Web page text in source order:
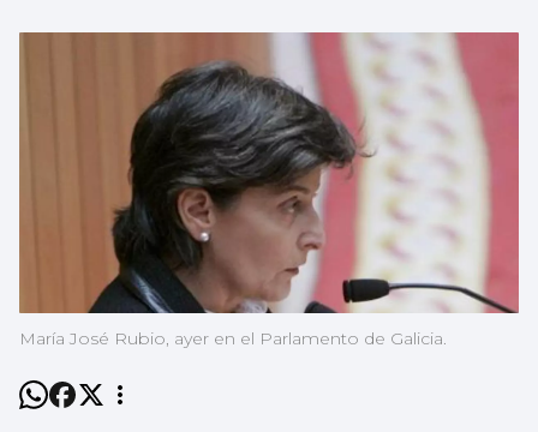
María José Rubio, ayer en el Parlamento de Galicia.